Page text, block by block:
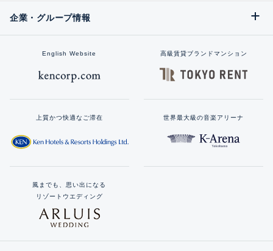
企業・グループ情報
English Website 高級賃貸ブランドマンション
上質かつ快適なご滞在 世界最大級の音楽アリーナ
風までも、思い出になる
リゾートウエディング